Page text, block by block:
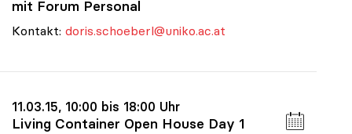
mit Forum Personal
Kontakt: doris.schoeberl@uniko.ac.at
11.03.15, 10:00 bis 18:00 Uhr
Living Container Open House Day 1